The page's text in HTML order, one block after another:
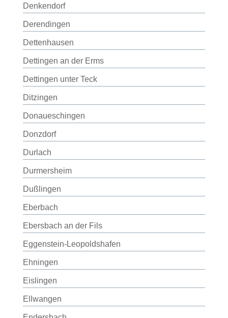
Denkendorf
Derendingen
Dettenhausen
Dettingen an der Erms
Dettingen unter Teck
Ditzingen
Donaueschingen
Donzdorf
Durlach
Durmersheim
Dußlingen
Eberbach
Ebersbach an der Fils
Eggenstein-Leopoldshafen
Ehningen
Eislingen
Ellwangen